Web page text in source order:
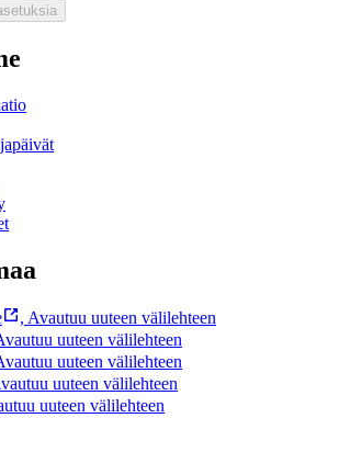
, Avautuu uuteen välilehteen
uuteen välilehteen
uuteen välilehteen
uuteen välilehteen
uuteen välilehteen